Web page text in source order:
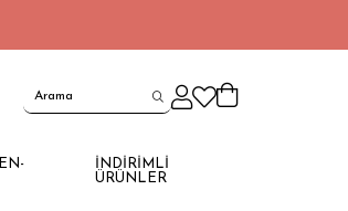
İNDİRİMLİ
ÜRÜNLER